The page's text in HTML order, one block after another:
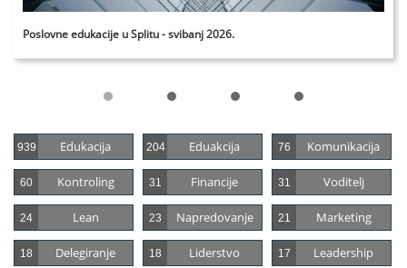
Poslovne edukacije u Splitu - svibanj 2026.
Edukacija
939 Eduakcija
204 Komunikacija
76
Kontroling
60 Financije
31 Voditelj
31
Lean
24 Napredovanje
23 Marketing
21
Delegiranje
18 Liderstvo
18 Leadership
17